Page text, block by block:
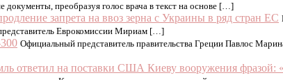
преобразуя голос врача в текст на основе […]
запрета на ввоз зерна с Украины в ряд стран ЕС
Еврокомиссии Мириам […]
Официальный представитель правительства Греции Павлос
ответил на поставки США Киеву вооружения фразой: